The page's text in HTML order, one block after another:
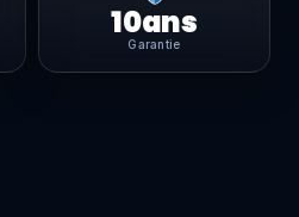
10ans
Garantie